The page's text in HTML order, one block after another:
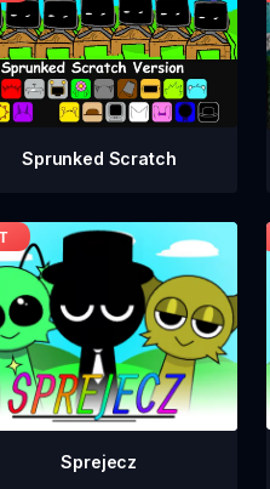
Sprunked Scratch
Sprejecz